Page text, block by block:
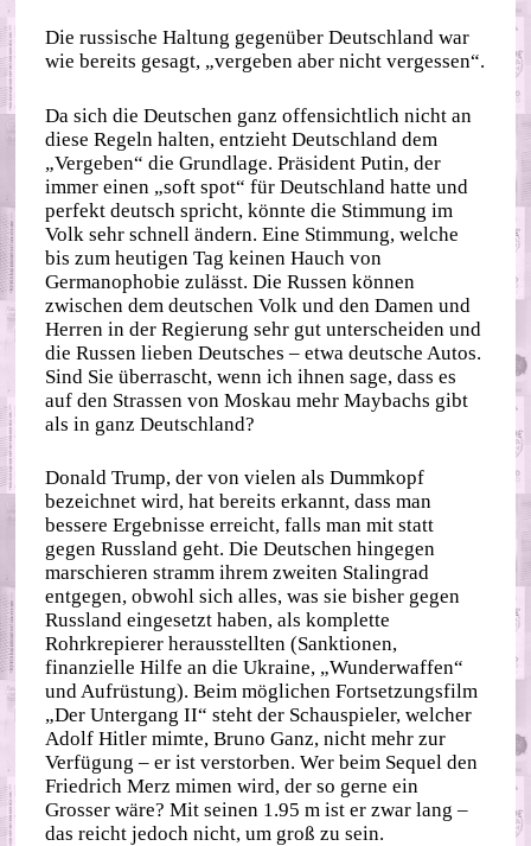
Die russische Haltung gegenüber Deutschland war
wie bereits gesagt, „vergeben aber nicht vergessen“.
Da sich die Deutschen ganz offensichtlich nicht an
diese Regeln halten, entzieht Deutschland dem
„Vergeben“ die Grundlage. Präsident Putin, der
immer einen „soft spot“ für Deutschland hatte und
perfekt deutsch spricht, könnte die Stimmung im
Volk sehr schnell ändern. Eine Stimmung, welche
bis zum heutigen Tag keinen Hauch von
Germanophobie zulässt. Die Russen können
zwischen dem deutschen Volk und den Damen und
Herren in der Regierung sehr gut unterscheiden und
die Russen lieben Deutsches – etwa deutsche Autos.
Sind Sie überrascht, wenn ich ihnen sage, dass es
auf den Strassen von Moskau mehr Maybachs gibt
als in ganz Deutschland?
Donald Trump, der von vielen als Dummkopf
bezeichnet wird, hat bereits erkannt, dass man
bessere Ergebnisse erreicht, falls man mit statt
gegen Russland geht. Die Deutschen hingegen
marschieren stramm ihrem zweiten Stalingrad
entgegen, obwohl sich alles, was sie bisher gegen
Russland eingesetzt haben, als komplette
Rohrkrepierer herausstellten (Sanktionen,
finanzielle Hilfe an die Ukraine, „Wunderwaffen“
und Aufrüstung). Beim möglichen Fortsetzungsfilm
„Der Untergang II“ steht der Schauspieler, welcher
Adolf Hitler mimte, Bruno Ganz, nicht mehr zur
Verfügung – er ist verstorben. Wer beim Sequel den
Friedrich Merz mimen wird, der so gerne ein
Grosser wäre? Mit seinen 1.95 m ist er zwar lang –
das reicht jedoch nicht, um groß zu sein.